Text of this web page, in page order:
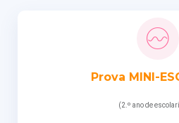
Prova MINI-
(2.º ano de